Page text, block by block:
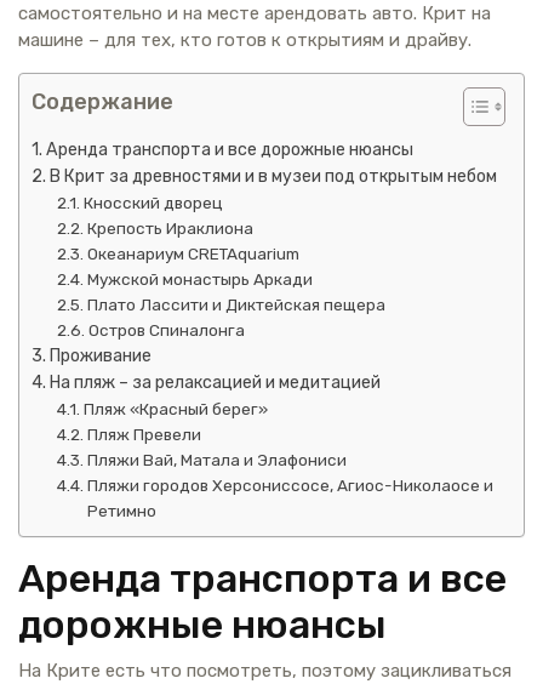
самостоятельно и на месте арендовать авто. Крит на
машине – для тех, кто готов к открытиям и драйву.
Содержание
Аренда транспорта и все дорожные нюансы
В Крит за древностями и в музеи под открытым небом
Кносский дворец
Крепость Ираклиона
Океанариум CRETAquarium
Мужской монастырь Аркади
Плато Лассити и Диктейская пещера
Остров Спиналонга
Проживание
На пляж – за релаксацией и медитацией
Пляж «Красный берег»
Пляж Превели
Пляжи Вай, Матала и Элафониси
Пляжи городов Херсониссосе, Агиос-Николаосе и
Ретимно
Аренда транспорта и все
дорожные нюансы
На Крите есть что посмотреть, поэтому зацикливаться